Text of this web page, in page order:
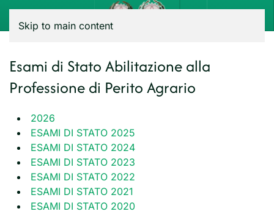
Skip to main content
Esami di Stato Abilitazione alla
Professione di Perito Agrario
2026
ESAMI DI STATO 2025
ESAMI DI STATO 2024
ESAMI DI STATO 2023
ESAMI DI STATO 2022
ESAMI DI STATO 2021
ESAMI DI STATO 2020